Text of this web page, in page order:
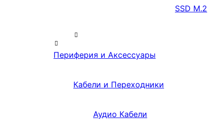
SSD M.2
Периферия и Аксессуары
Кабели и Переходники
Аудио Кабели